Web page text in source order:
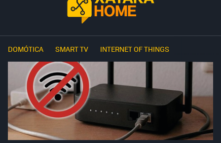
DOMÓTICA SMART TV INTERNET OF THINGS